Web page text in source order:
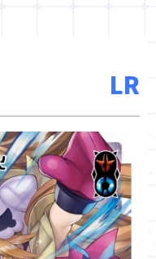
LR